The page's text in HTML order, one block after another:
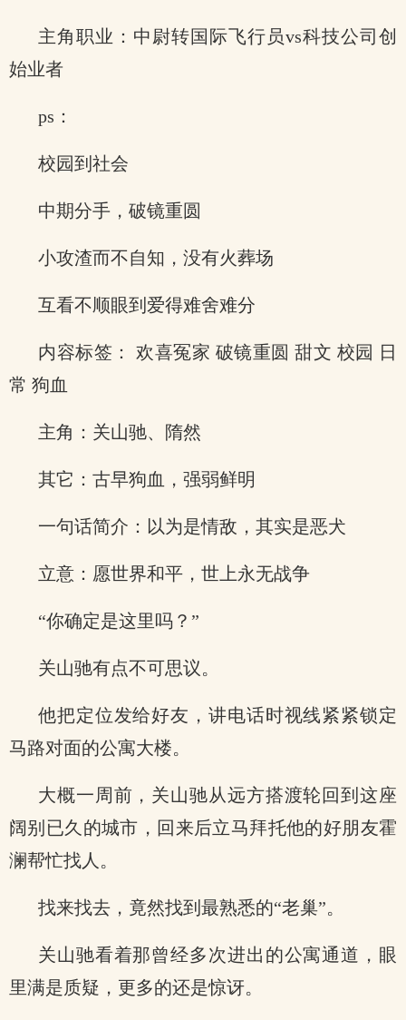
主角职业：中尉转国际飞行员vs科技公司创
始业者
ps：
校园到社会
中期分手，破镜重圆
小攻渣而不自知，没有火葬场
互看不顺眼到爱得难舍难分
内容标签： 欢喜冤家 破镜重圆 甜文 校园 日
常 狗血
主角：关山驰、隋然
其它：古早狗血，强弱鲜明
一句话简介：以为是情敌，其实是恶犬
立意：愿世界和平，世上永无战争
“你确定是这里吗？”
关山驰有点不可思议。
他把定位发给好友，讲电话时视线紧紧锁定
马路对面的公寓大楼。
大概一周前，关山驰从远方搭渡轮回到这座
阔别已久的城市，回来后立马拜托他的好朋友霍
澜帮忙找人。
找来找去，竟然找到最熟悉的“老巢”。
关山驰看着那曾经多次进出的公寓通道，眼
里满是质疑，更多的还是惊讶。